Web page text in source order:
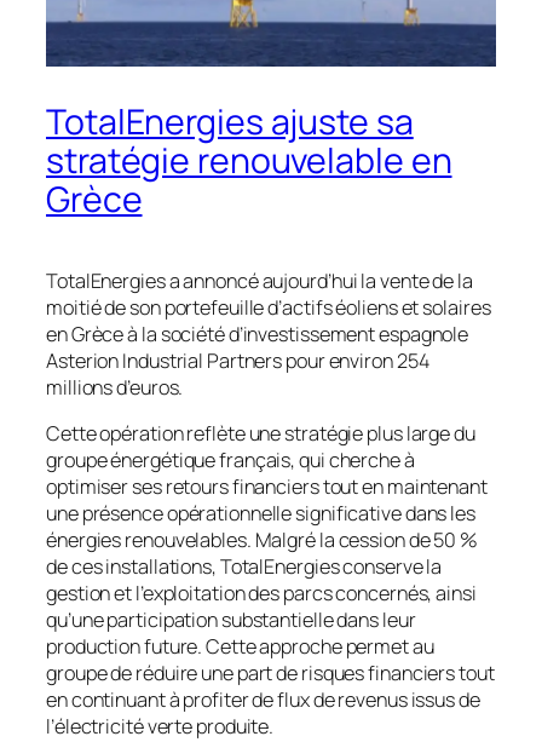
TotalEnergies ajuste sa
stratégie renouvelable en
Grèce
TotalEnergies a annoncé aujourd’hui la vente de la
moitié de son portefeuille d’actifs éoliens et solaires
en Grèce à la société d’investissement espagnole
Asterion Industrial Partners pour environ 254
millions d’euros.
Cette opération reflète une stratégie plus large du
groupe énergétique français, qui cherche à
optimiser ses retours financiers tout en maintenant
une présence opérationnelle significative dans les
énergies renouvelables. Malgré la cession de 50 %
de ces installations, TotalEnergies conserve la
gestion et l’exploitation des parcs concernés, ainsi
qu’une participation substantielle dans leur
production future. Cette approche permet au
groupe de réduire une part de risques financiers tout
en continuant à profiter de flux de revenus issus de
l’électricité verte produite.